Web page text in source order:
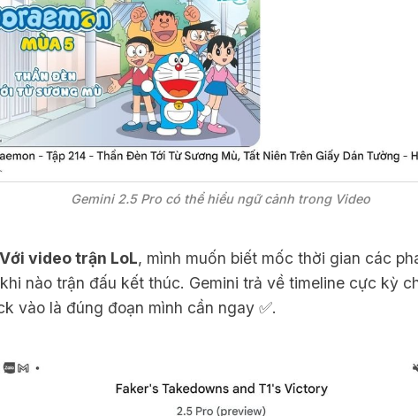
Gemini 2.5 Pro có thể hiểu ngữ cảnh trong Video
Với video trận LoL, mình muốn biết mốc thời gian các
nào trận đấu kết thúc. Gemini trả về timeline cực kỳ
vào là đúng đoạn mình cần ngay ✅.